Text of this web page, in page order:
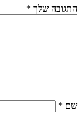
התגובה שלך *
שם *